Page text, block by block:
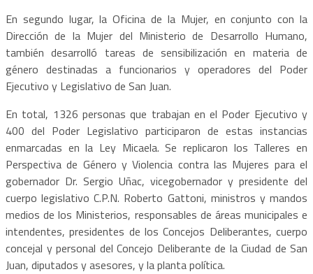
En segundo lugar, la Oficina de la Mujer, en conjunto con la
Dirección de la Mujer del Ministerio de Desarrollo Humano,
también desarrolló tareas de sensibilización en materia de
género destinadas a funcionarios y operadores del Poder
Ejecutivo y Legislativo de San Juan.
En total, 1326 personas que trabajan en el Poder Ejecutivo y
400 del Poder Legislativo participaron de estas instancias
enmarcadas en la Ley Micaela. Se replicaron los Talleres en
Perspectiva de Género y Violencia contra las Mujeres para el
gobernador Dr. Sergio Uñac, vicegobernador y presidente del
cuerpo legislativo C.P.N. Roberto Gattoni, ministros y mandos
medios de los Ministerios, responsables de áreas municipales e
intendentes, presidentes de los Concejos Deliberantes, cuerpo
concejal y personal del Concejo Deliberante de la Ciudad de San
Juan, diputados y asesores, y la planta política.